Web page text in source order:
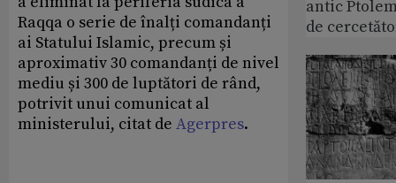
Raqqa o serie de înalți comandanți
ai Statului Islamic, precum și
aproximativ 30 comandanți de nivel
mediu și 300 de luptători de rând,
potrivit unui comunicat al
ministerului, citat de Agerpres.
antic
de